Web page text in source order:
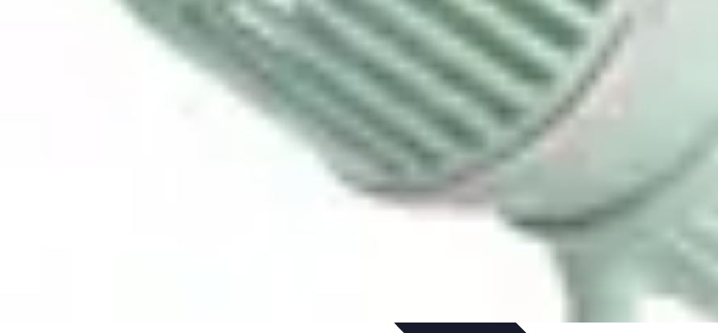
Outils financiers Économies au quotidien Tendances financières Gestion de budget personnel